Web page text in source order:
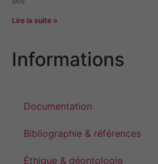
Lire la suite »
Informations
Documentation
Bibliographie & références
Éthique & déontologie